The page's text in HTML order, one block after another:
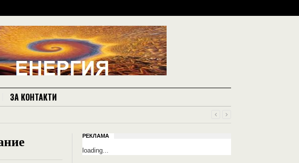
ЗА КОНТАКТИ
РЕКЛАМА
loading...